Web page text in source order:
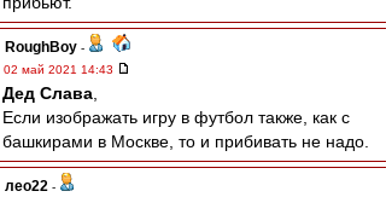
RoughBoy -
02 май 2021 14:43
Дед Слава
Если изображать игру в футбол также, как с
башкирами в Москве, то и прибивать не надо.
лео22 -